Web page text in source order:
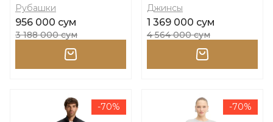
Рубашки
956 000 сум
3 188 000 сум
Джинсы
1 369 000 сум
4 564 000 сум
-70% -70%